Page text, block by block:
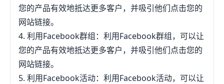
您的产品有效地抵达更多客户，并吸引他们点击您的
网站链接。
4. 利用Facebook群组：利用Facebook群组，可以让
您的产品有效地抵达更多客户，并吸引他们点击您的
网站链接。
5. 利用Facebook活动：利用Facebook活动，可以让